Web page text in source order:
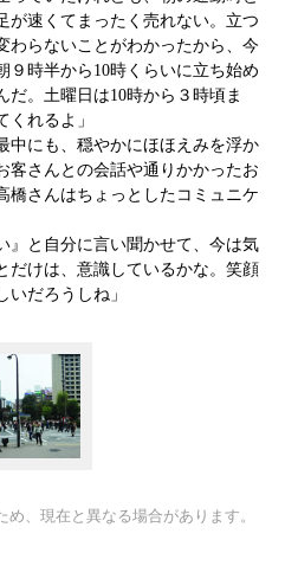
が速くてまったく売れない。立つ
わらないことがわかったから、今
９時半から10時くらいに立ち始め
。土曜日は10時から３時頃ま
くれるよ」
中にも、穏やかにほほえみを浮か
客さんとの会話や通りかかったお
橋さんはちょっとしたコミュニケ
』と自分に言い聞かせて、今は気
だけは、意識しているかな。笑顔
だろうしね」
、現在と異なる場合があります。